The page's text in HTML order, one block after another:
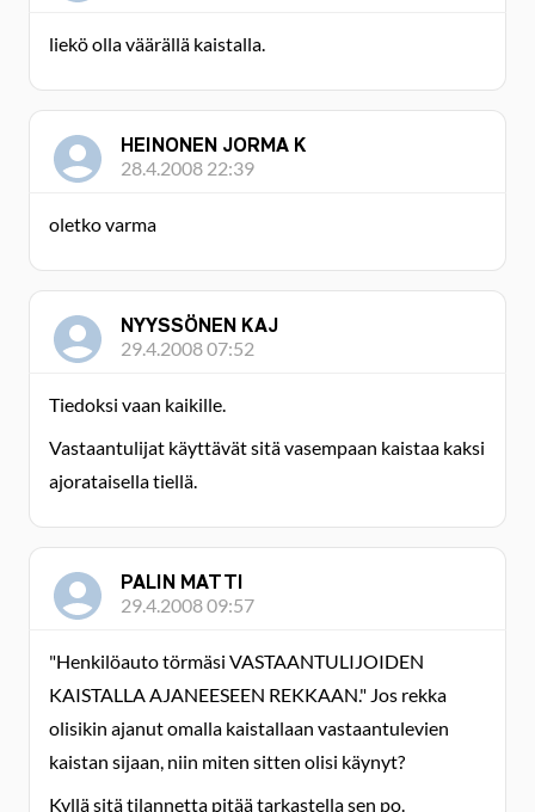
liekö olla väärällä kaistalla.
HEINONEN JORMA K
28.4.2008 22:39
oletko varma
NYYSSÖNEN KAJ
29.4.2008 07:52
Tiedoksi vaan kaikille.
Vastaantulijat käyttävät sitä vasempaan kaistaa kaksi
ajorataisella tiellä.
PALIN MATTI
29.4.2008 09:57
"Henkilöauto törmäsi VASTAANTULIJOIDEN
KAISTALLA AJANEESEEN REKKAAN." Jos rekka
olisikin ajanut omalla kaistallaan vastaantulevien
kaistan sijaan, niin miten sitten olisi käynyt?
Kyllä sitä tilannetta pitää tarkastella sen po.